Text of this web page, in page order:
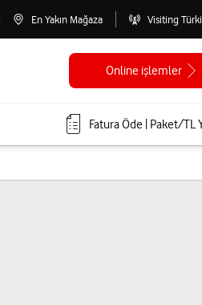
En Yakın Mağaza Visiting
Online işlemler
Fatura Öde | Paket/TL